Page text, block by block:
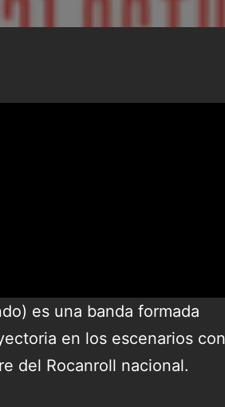
es una banda formada
en los escenarios
del Rocanroll nacional.